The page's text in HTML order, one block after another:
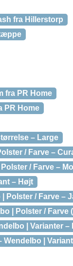
fra Hillerstorp
fra PR Home
PR Home
– Large
/ Farve –
/ Farve –
– Højt
Polster / Farve –
| Polster /
| Varianter
|